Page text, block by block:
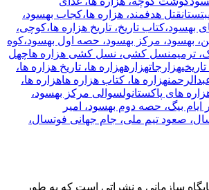
قتل هدفمند، هزاره ها،کجاب بهسود،
بهسود،کتاب تاریخ، تاریخ هزاره ها،کوچی،
بهسود، مرکز بهسود، حصه اول بهسود،کوه
ترمیمنسل کشی، نسل کشی هزاره هاچهل
هزارجاتهزارههزاره ها، تاریخ هزاره ها،
هزاره ها، کتاب هزاره هاهزاره ها،
های پاکستانولسوالی مرکز بهسود،
ایام بیگ، حصه دوم بهسود، امیر
صعود تیم ملی، جام جهانی فوتسال،
سازمانی و نشراتی است که به طور